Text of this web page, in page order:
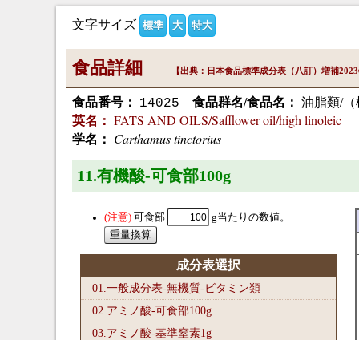
文字サイズ 標準 大 特大
食品詳細 【出典：日本食品標準成分表（八訂）増補
食品番号： 14025 食品群名/食品名： 油脂類/
英名： FATS AND OILS/Safflower oil/high linoleic
学名： Carthamus tinctorius
11.有機酸-可食部100g
可食部 g当たりの数値。
成分表選択
01.一般成分表-無機質-ビタミン類
02.アミノ酸-可食部100g
03.アミノ酸-基準窒素1g